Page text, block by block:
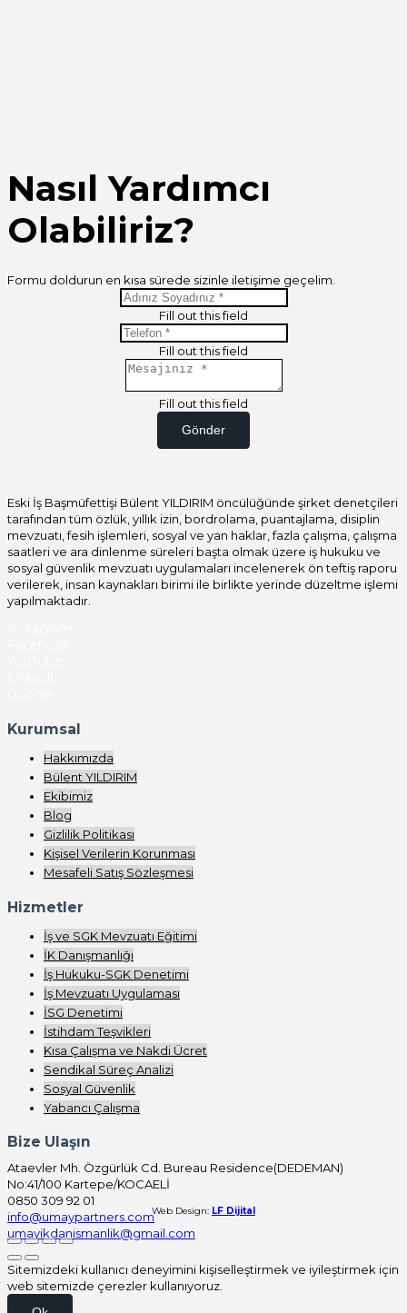
Nasıl Yardımcı
Olabiliriz?
Formu doldurun en kısa sürede sizinle iletişime geçelim.
Fill out this field
Fill out this field
Fill out this field
Gönder
Eski İş Başmüfettişi Bülent YILDIRIM öncülüğünde şirket denetçileri
tarafından tüm özlük, yıllık izin, bordrolama, puantajlama, disiplin
mevzuatı, fesih işlemleri, sosyal ve yan haklar, fazla çalışma, çalışma
saatleri ve ara dinlenme süreleri başta olmak üzere iş hukuku ve
sosyal güvenlik mevzuatı uygulamaları incelenerek ön teftiş raporu
verilerek, insan kaynakları birimi ile birlikte yerinde düzeltme işlemi
yapılmaktadır.
Kurumsal
Hakkımızda
Bülent YILDIRIM
Ekibimiz
Blog
Gizlilik Politikası
Kişisel Verilerin Korunması
Mesafeli Satış Sözleşmesi
Hizmetler
İş ve SGK Mevzuatı Eğitimi
İK Danışmanlığı
İş Hukuku-SGK Denetimi
İş Mevzuatı Uygulaması
İSG Denetimi
İstihdam Teşvikleri
Kısa Çalışma ve Nakdi Ücret
Sendikal Süreç Analizi
Sosyal Güvenlik
Yabancı Çalışma
Bize Ulaşın
Ataevler Mh. Özgürlük Cd. Bureau Residence(DEDEMAN)
No:41/100 Kartepe/KOCAELİ
0850 309 92 01
info@umaypartners.com
umayikdanismanlik@gmail.com
Web Design: LF Dijital
Sitemizdeki kullanıcı deneyimini kişiselleştirmek ve iyileştirmek için
web sitemizde çerezler kullanıyoruz.